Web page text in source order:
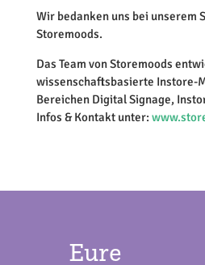
Wir bedanken uns bei unserem
Storemoods.
Das Team von Storemoods
wissenschaftsbasierte Instore-
Bereichen Digital Signage,
Infos & Kontakt unter:
Eure